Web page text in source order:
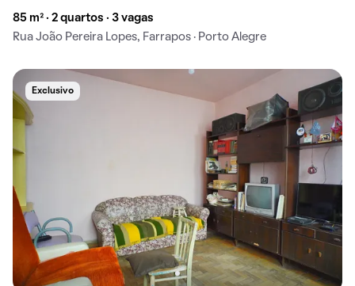
85 m² · 2 quartos · 3 vagas
Rua João Pereira Lopes, Farrapos · Porto Alegre
Exclusivo